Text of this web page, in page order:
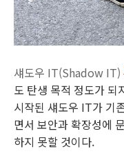
섀도우 IT(Shadow IT)
도 탄생 목적 정도가 되
시작된 섀도우 IT가 기
면서 보안과 확장성에
하지 못할 것이다.